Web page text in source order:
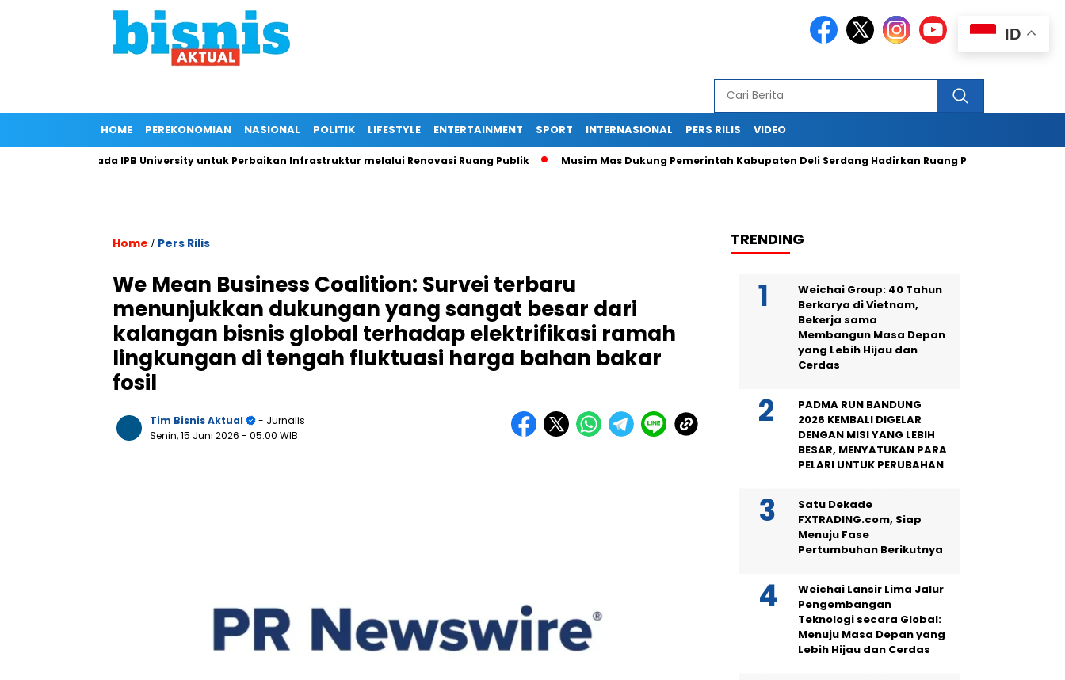
HOME PEREKONOMIAN NASIONAL POLITIK LIFESTYLE ENTERTAINMENT SPORT INTERNASIONAL PERS RILIS VIDEO
Kepada IPB University untuk Perbaikan Infrastruktur melalui Renovasi Ruang Publik Musim Mas Dukung Pemerintah Kabupaten Deli Serdang Hadirkan Ruang Publik Bersama melalui
Home / Pers Rilis
We Mean Business Coalition: Survei terbaru
menunjukkan dukungan yang sangat besar dari
kalangan bisnis global terhadap elektrifikasi ramah
lingkungan di tengah fluktuasi harga bahan bakar
fosil
Tim Bisnis Aktual
- Jurnalis
Senin, 15 Juni 2026 - 05:00 WIB
TRENDING
Weichai Group: 40 Tahun
Berkarya di Vietnam,
Bekerja sama
Membangun Masa Depan
yang Lebih Hijau dan
Cerdas
PADMA RUN BANDUNG
2026 KEMBALI DIGELAR
DENGAN MISI YANG LEBIH
BESAR, MENYATUKAN PARA
PELARI UNTUK PERUBAHAN
Satu Dekade
FXTRADING.com, Siap
Menuju Fase
Pertumbuhan Berikutnya
Weichai Lansir Lima Jalur
Pengembangan
Teknologi secara Global:
Menuju Masa Depan yang
Lebih Hijau dan Cerdas
ID